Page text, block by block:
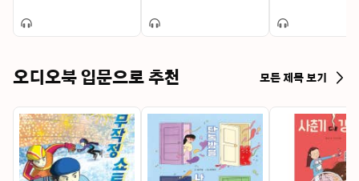
오디오북 입문으로 추천 모든 제목 보기